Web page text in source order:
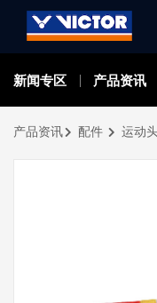
新闻专区 产品资讯
产品资讯 配件 运动